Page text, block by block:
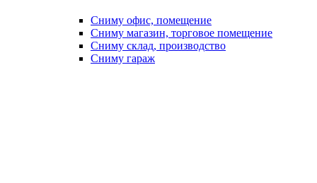
Сниму офис, помещение
Сниму магазин, торговое помещение
Сниму склад, производство
Сниму гараж